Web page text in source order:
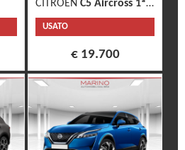
CITROEN C5 Aircross 1ª s.
USATO
€ 19.700